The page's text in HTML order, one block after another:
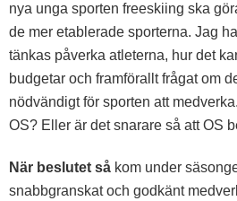
nya unga sporten freeskiing ska
de mer etablerade sporterna. Jag
tänkas påverka atleterna, hur det
budgetar och framförallt frågat om
nödvändigt för sporten att
OS? Eller är det snarare så att OS
När beslutet så kom under
snabbgranskat och godkänt